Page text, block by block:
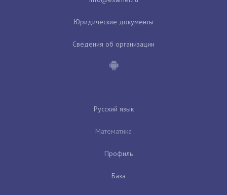
Юридические документы
Сведения об организации
Русский язык
Математика
Профиль
База